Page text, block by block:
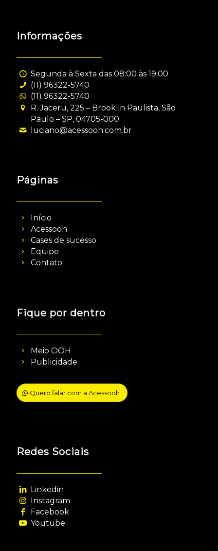
Informações
Segunda à Sexta das 08:00 às 19:00
(11) 96322-5740
(11) 96322-5740
R. Jaceru, 225 – Brooklin Paulista, São
Paulo – SP, 04705-000
luciano@acessooh.com.br
Páginas
Início
Acessooh
Cases de sucesso
Equipe
Contato
Fique por dentro
Meio OOH
Publicidade
Quero falar com a Acessooh
Redes Sociais
Linkedin
Instagram
Facebook
Youtube